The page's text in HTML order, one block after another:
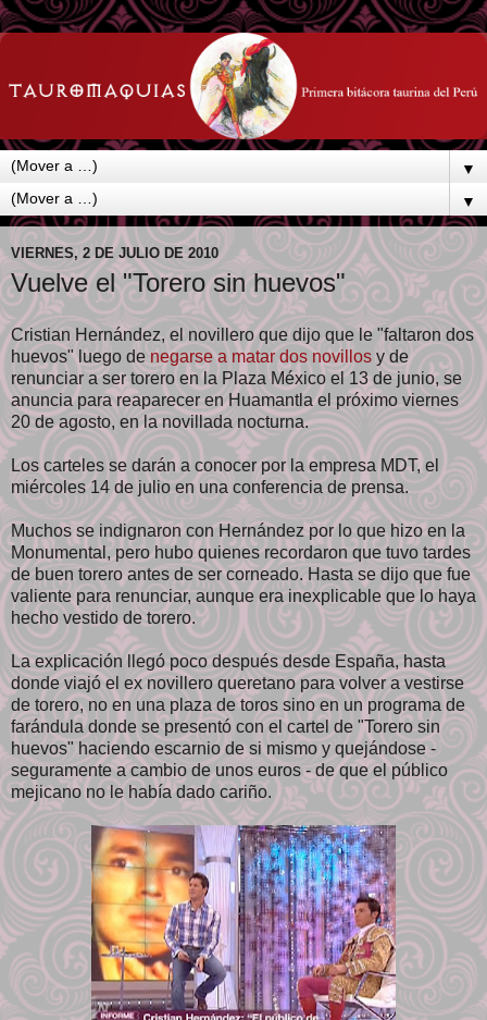
▼
▼
VIERNES, 2 DE JULIO DE 2010
Vuelve el "Torero sin huevos"
Cristian Hernández, el novillero que dijo que le "faltaron dos
huevos" luego denegarse a matar dos novillos y de
renunciar a ser torero en la Plaza México el 13 de junio, se
anuncia para reaparecer en Huamantla el próximo viernes
20 de agosto, en la novillada nocturna.
Los carteles se darán a conocer por la empresa MDT, el
miércoles 14 de julio en una conferencia de prensa.
Muchos se indignaron con Hernández por lo que hizo en la
Monumental, pero hubo quienes recordaron que tuvo tardes
de buen torero antes de ser corneado. Hasta se dijo que fue
valiente para renunciar, aunque era inexplicable que lo haya
hecho vestido de torero.
La explicación llegó poco después desde España, hasta
donde viajó el ex novillero queretano para volver a vestirse
de torero, no en una plaza de toros sino en un programa de
farándula donde se presentó con el cartel de "Torero sin
huevos" haciendo escarnio de si mismo y quejándose -
seguramente a cambio de unos euros - de que el público
mejicano no le había dado cariño.